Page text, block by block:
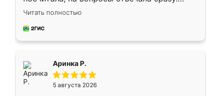
Замерщик приехал в субботу, подошёл к
делу со всей ответственностью. Собрали
за день, ребята работали аккуратно, даже
Читать полностью
Аринка Р.
5 августа 2026